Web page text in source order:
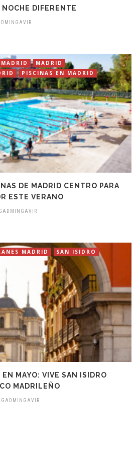
DIFERENTE
MADRID
PISCINAS EN MADRID
DE MADRID CENTRO PARA
ESTE VERANO
MADRID SAN ISIDRO
MAYO: VIVE SAN ISIDRO
MADRILEÑO